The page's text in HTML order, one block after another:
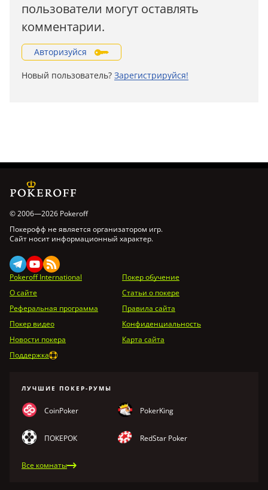
пользователи могут оставлять
комментарии.
Авторизуйся
Новый пользователь? Зарегистрируйся!
© 2006—2026 Pokeroff
Покерофф не является организатором игр.
Сайт носит информационный характер.
Pokeroff International
Покер обучение
О сайте
Статьи о покере
Реферальная программа
Правила сайта
Покер видео
Конфиденциальность
Новости покера
Карта сайта
Поддержка
ЛУЧШИЕ ПОКЕР-РУМЫ
CoinPoker PokerKing
ПОКЕРОК RedStar Poker
Все комнаты